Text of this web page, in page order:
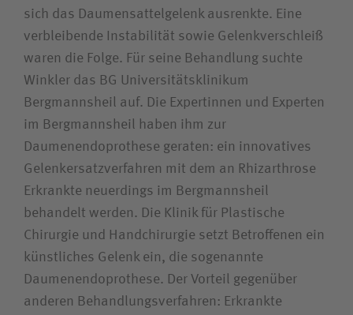
sich das Daumensattelgelenk ausrenkte. Eine
verbleibende Instabilität sowie Gelenkverschleiß
waren die Folge. Für seine Behandlung suchte
Winkler das BG Universitätsklinikum
Bergmannsheil auf. Die Expertinnen und Experten
im Bergmannsheil haben ihm zur
Daumenendoprothese geraten: ein innovatives
Gelenkersatzverfahren mit dem an Rhizarthrose
Erkrankte neuerdings im Bergmannsheil
behandelt werden. Die Klinik für Plastische
Chirurgie und Handchirurgie setzt Betroffenen ein
künstliches Gelenk ein, die sogenannte
Daumenendoprothese. Der Vorteil gegenüber
anderen Behandlungsverfahren: Erkrankte